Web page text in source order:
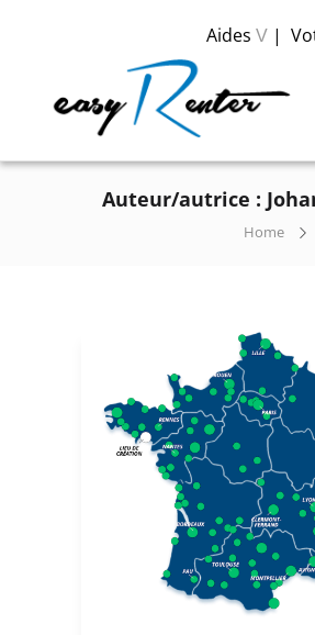
Aides V
Auteur/autrice :
Home